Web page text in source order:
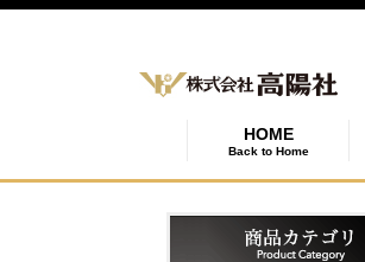
HOME
Back to Home